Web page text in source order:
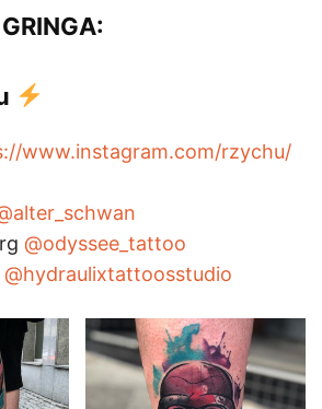
www.instagram.com/rzychu/
@odyssee_tattoo
@hydraulixtattoosstudio